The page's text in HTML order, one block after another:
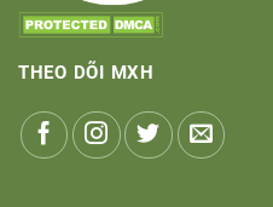
THEO DÕI MXH